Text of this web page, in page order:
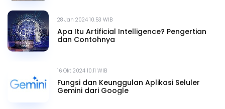
28 Jan 2024 10.53 WIB
Apa Itu Artificial Intelligence? Pengertian
dan Contohnya
16 Okt 2024 10.11 WIB
Fungsi dan Keunggulan Aplikasi Seluler
Gemini dari Google